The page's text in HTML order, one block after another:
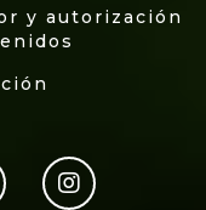
y autorización